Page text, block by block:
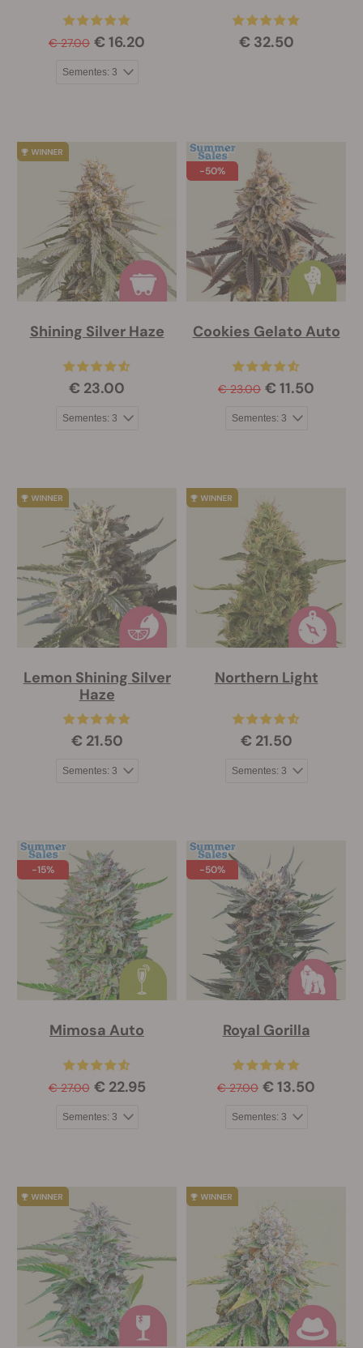
€ 27.00 € 16.20 € 32.50
Shining Silver Haze
€ 23.00
-50%
Cookies Gelato Auto
€ 23.00 € 11.50
Lemon Shining Silver
Haze
€ 21.50
Northern Light
€ 21.50
-15%
Mimosa Auto
€ 27.00 € 22.95
-50%
Royal Gorilla
€ 27.00 € 13.50